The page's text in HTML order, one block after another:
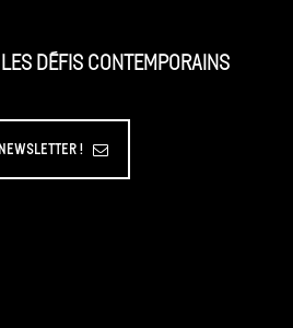
défis contemporains
!